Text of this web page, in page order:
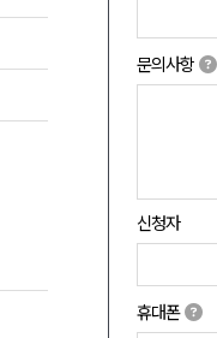
문의사항
신청자
휴대폰